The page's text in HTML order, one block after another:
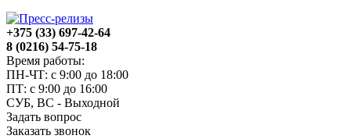
+375 (33) 697-42-64
8 (0216) 54-75-18
Время работы:
ПН-ЧТ: с 9:00 до 18:00
ПТ: с 9:00 до 16:00
СУБ, ВС - Выходной
Задать вопрос
Заказать звонок